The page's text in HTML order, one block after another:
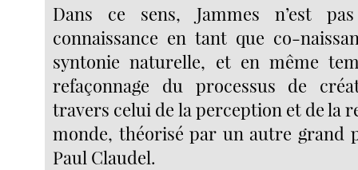
Dans ce sens, Jammes n’est
connaissance en tant que co-
syntonie naturelle, et en même
refaçonnage du processus de
travers celui de la perception et de la
monde, théorisé par un autre grand
Paul Claudel.